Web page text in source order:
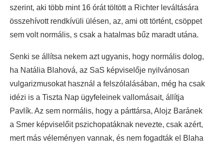
szerint, aki több mint 16 órát töltött a Richter leváltására
összehívott rendkívüli ülésen, az, ami ott történt, csöppet
sem volt normális, s csak a hatalmas bűz maradt utána.
Senki se állítsa nekem azt ugyanis, hogy normális dolog,
ha Natália Blahová, az SaS képviselője nyilvánosan
vulgarizmusokat használ a felszólalásában, még ha csak
idézi is a Tiszta Nap ügyfeleinek vallomásait, állítja
Pavlík. Az sem normális, hogy a párttársa, Alojz Baránek
a Smer képviselőit pszichopatáknak nevezte, csak azért,
mert más véleményen vannak, és nem fogadták el Blaha